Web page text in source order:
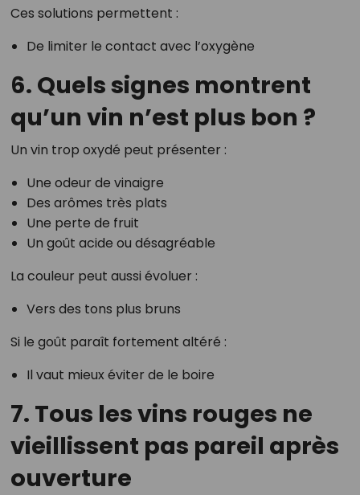
Ces solutions permettent :
De limiter le contact avec l’oxygène
6. Quels signes montrent
qu’un vin n’est plus bon ?
Un vin trop oxydé peut présenter :
Une odeur de vinaigre
Des arômes très plats
Une perte de fruit
Un goût acide ou désagréable
La couleur peut aussi évoluer :
Vers des tons plus bruns
Si le goût paraît fortement altéré :
Il vaut mieux éviter de le boire
7. Tous les vins rouges ne
vieillissent pas pareil après
ouverture